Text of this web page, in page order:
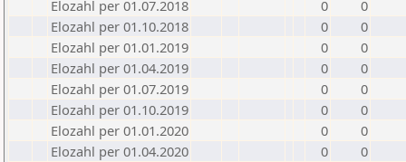
Elozahl per 01.07.2018
0
0
Elozahl per 01.10.2018
0
0
Elozahl per 01.01.2019
0
0
Elozahl per 01.04.2019
0
0
Elozahl per 01.07.2019
0
0
Elozahl per 01.10.2019
0
0
Elozahl per 01.01.2020
0
0
Elozahl per 01.04.2020
0
0